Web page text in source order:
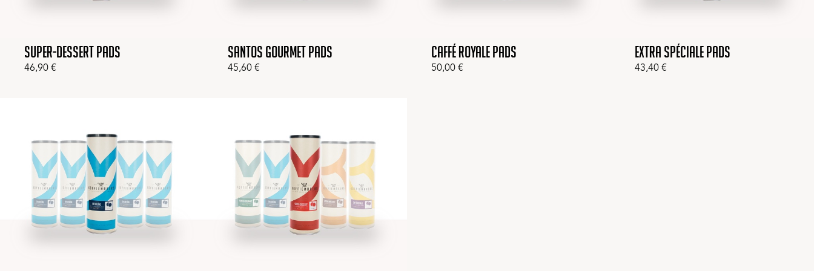
Super-Dessert pads
46,90 €
Santos Gourmet pads
45,60 €
Caffé Royale pads
50,00 €
Extra Spéciale pads
43,40 €